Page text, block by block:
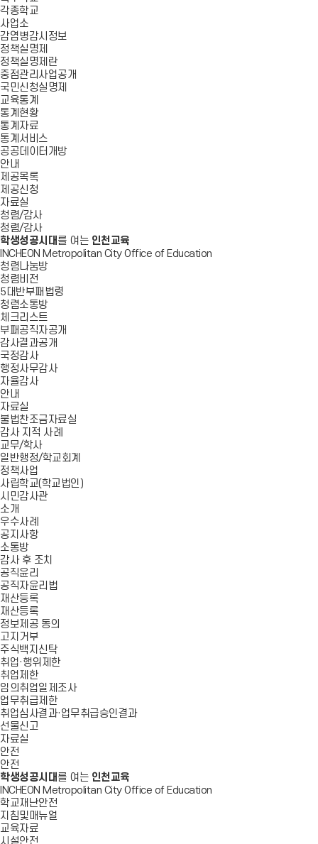
각종학교
사업소
감염병감시정보
정책실명제
정책실명제란
중점관리사업공개
국민신청실명제
교육통계
통계현황
통계자료
통계서비스
공공데이터개방
안내
제공목록
제공신청
자료실
청렴/감사
청렴/감사
학생성공시대 를 여는 인천교육
INCHEON Metropolitan City Office of Education
청렴나눔방
청렴비전
5대반부패법령
청렴소통방
체크리스트
부패공직자공개
감사결과공개
국정감사
행정사무감사
자율감사
안내
자료실
불법찬조금자료실
감사 지적 사례
교무/학사
일반행정/학교회계
정책사업
사립학교(학교법인)
시민감사관
소개
우수사례
공지사항
소통방
감사 후 조치
공직윤리
공직자윤리법
재산등록
재산등록
정보제공 동의
고지거부
주식백지신탁
취업·행위제한
취업제한
임의취업일제조사
업무취급제한
취업심사결과·업무취급승인결과
선물신고
자료실
안전
안전
학생성공시대 를 여는 인천교육
INCHEON Metropolitan City Office of Education
학교재난안전
지침및매뉴얼
교육자료
시설안전